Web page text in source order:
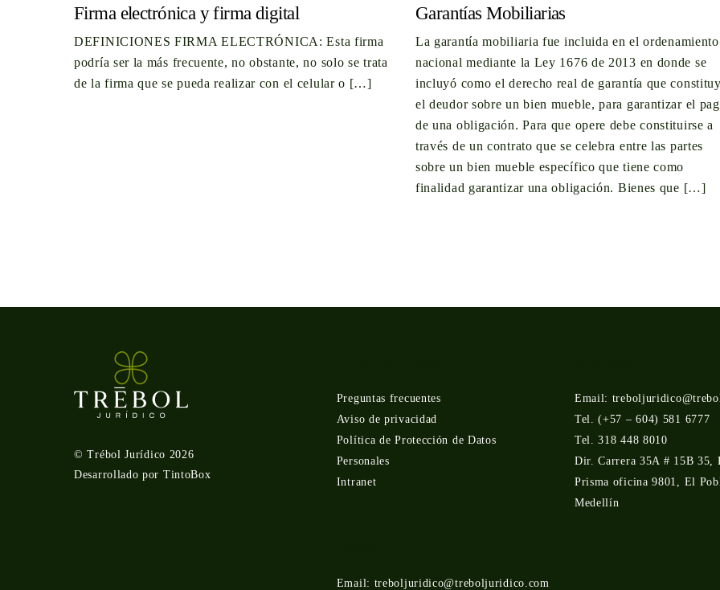
Firma electrónica y firma digital
DEFINICIONES FIRMA ELECTRÓNICA: Esta firma
podría ser la más frecuente, no obstante, no solo se trata
de la firma que se pueda realizar con el celular o […]
Garantías Mobiliarias
La garantía mobiliaria fue incluida en el ordenamiento
nacional mediante la Ley 1676 de 2013 en donde se
incluyó como el derecho real de garantía que
el deudor sobre un bien mueble, para garantizar el
de una obligación. Para que opere debe constituirse a
través de un contrato que se celebra entre las partes
sobre un bien mueble específico que tiene como
finalidad garantizar una obligación. Bienes que […]
©Trébol Jurídico 2026
Desarrollado por TintoBox
Preguntas frecuentes
Aviso de privacidad
Política de Protección de Datos
Personales
Intranet
Email:
Tel. (+57 – 604) 581 6777
Tel. 318 448 8010
Dir. Carrera 35A # 15B 35,
Prisma oficina 9801, El
Medellín
Email: treboljuridico@treboljuridico.com